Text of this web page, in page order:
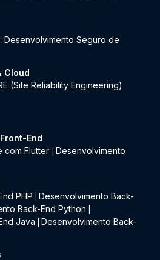
Desenvolvimento Seguro de
Cloud
(Site Reliability Engineering)
End
com Flutter
Desenvolvimento
PHP
Desenvolvimento Back-
Back-End Python
Java
Desenvolvimento Back-